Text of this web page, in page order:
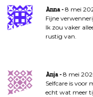
Anna
8 mei
Fijne
Ik zou vaker
rustig van.
Anja
8 mei
Selfcare is voor
echt wat meer